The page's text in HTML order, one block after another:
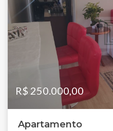
R$ 250.000,00
Apartamento